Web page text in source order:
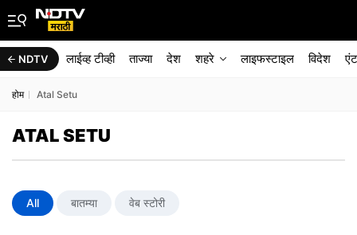
NDTV लाईव्ह टीव्ही ताज्या देश शहरे लाइफस्टाइल विदेश
होम Atal Setu
ATAL SETU
All बातम्या वेब स्टोरी